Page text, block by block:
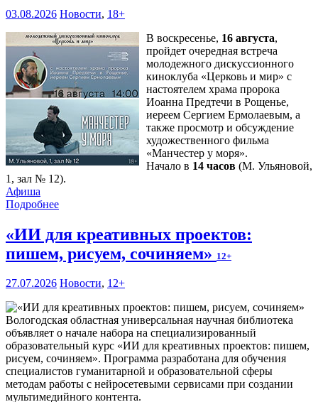
03.08.2026 Новости, 18+
В воскресенье, 16 августа,
пройдет очередная встреча
молодежного дискуссионного
киноклуба «Церковь и мир» с
настоятелем храма пророка
Иоанна Предтечи в Рощенье,
иереем Сергием Ермолаевым, а
также просмотр и обсуждение
художественного фильма
«Манчестер у моря».
Начало в 14 часов (М. Ульяновой,
1, зал № 12).
Афиша
Подробнее
«ИИ для креативных проектов:
пишем, рисуем, сочиняем» 12+
27.07.2026 Новости, 12+
Вологодская областная универсальная научная библиотека
объявляет о начале набора на специализированный
образовательный курс «ИИ для креативных проектов: пишем,
рисуем, сочиняем». Программа разработана для обучения
специалистов гуманитарной и образовательной сферы
методам работы с нейросетевыми сервисами при создании
мультимедийного контента.